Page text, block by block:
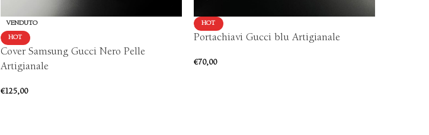
VENDUTO
HOT
Cover Samsung Gucci Nero Pelle
Artigianale
€125,00
HOT
Portachiavi Gucci blu Artigianale
€70,00